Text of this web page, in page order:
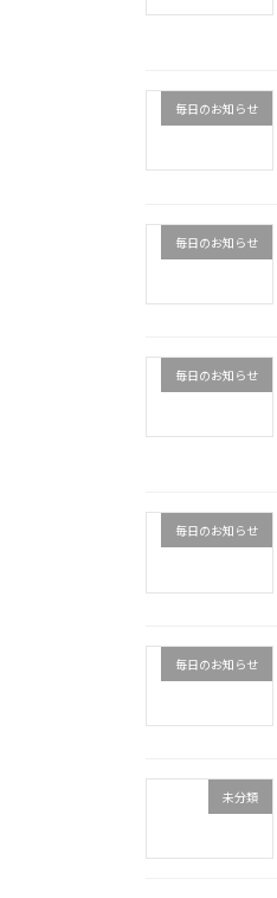
毎日のお知らせ
毎日のお知らせ
毎日のお知らせ
毎日のお知らせ
毎日のお知らせ
未分類